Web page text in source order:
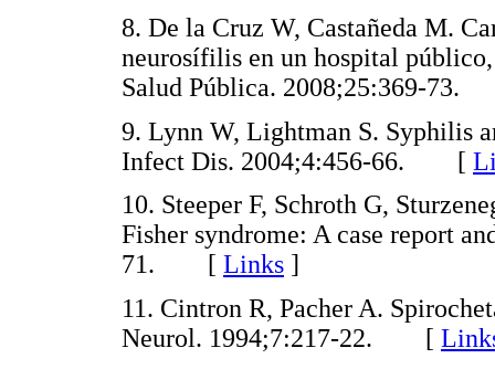
8. De la Cruz W, Castañeda M.
neurosífilis en un hospital
Salud Pública. 2008;25:369-
9. Lynn W, Lightman S. Syphilis
Infect Dis. 2004;4:456-66. [
10. Steeper F, Schroth G,
Fisher syndrome: A case report
71. [ Links ]
11. Cintron R, Pacher A.
Neurol. 1994;7:217-22. [